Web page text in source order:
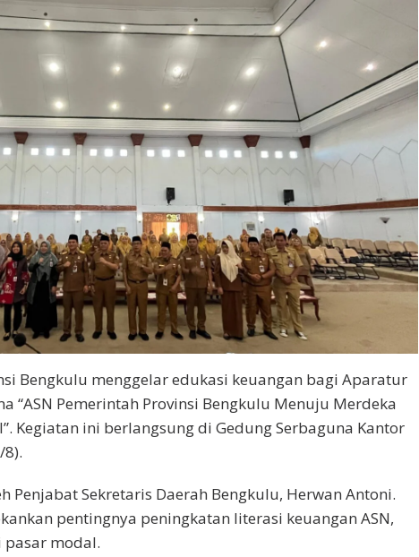
Bengkulu menggelar edukasi keuangan bagi Aparatur
“ASN Pemerintah Provinsi Bengkulu Menuju Merdeka
Kegiatan ini berlangsung di Gedung Serbaguna Kantor
Penjabat Sekretaris Daerah Bengkulu, Herwan Antoni.
pentingnya peningkatan literasi keuangan ASN,
pasar modal.